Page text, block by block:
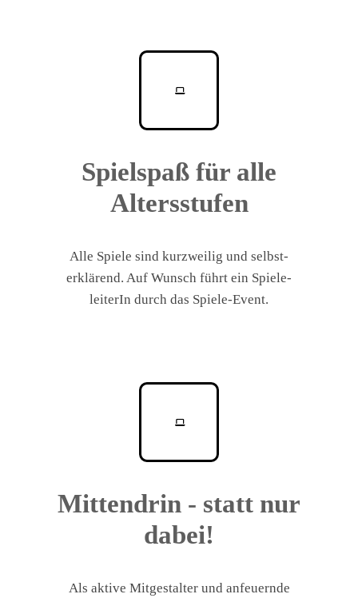
Spielspaß für alle
Altersstufen
Alle Spiele sind kurzweilig und selbst-
erklärend. Auf Wunsch führt ein Spiele-
leiterIn durch das Spiele-Event.
Mittendrin - statt nur
dabei!
Als aktive Mitgestalter und anfeuernde